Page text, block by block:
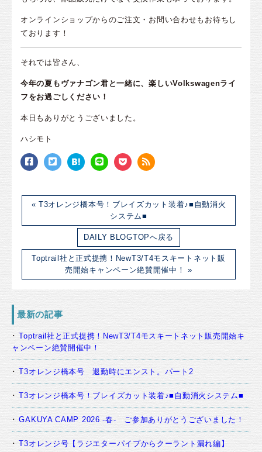
オンラインショップからのご注文・お問い合わせもお待ちし
ております！
それでは皆さん、
今年の夏もヴァナゴン君と一緒に、楽しいVolkswagenライ
フをお過ごしください！
本日もありがとうございました。
ハシモト
« T3オレンジ橋本号！ブレイズカット装着♪■自動消火
システム■
DAILY BLOGTOPへ戻る
Toptrail社と正式提携！NewT3/T4モスキートネット販
売開始キャンペーン絶賛開催中！ »
最新の記事
Toptrail社と正式提携！NewT3/T4モスキートネット販売開始キ
ャンペーン絶賛開催中！
T3オレンジ橋本号 退勤時にエンスト。パート2
T3オレンジ橋本号！ブレイズカット装着♪■自動消火システム■
GAKUYA CAMP 2026 -春- ご参加ありがとうございました！
T3オレンジ号【ラジエターパイプからクーラント漏れ編】